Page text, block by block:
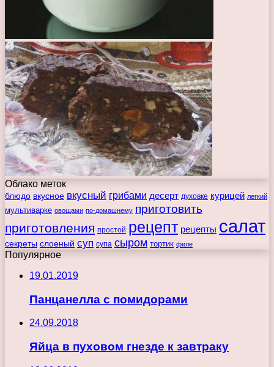
Облако меток
блюдо вкусное вкусный грибами десерт духовке курицей легкий
мультиварке овощами по-домашнему приготовить
приготовления простой рецепт рецепты салат
секреты слоеный суп супа сыром тортик филе
Популярное
19.01.2019
Панцанелла с помидорами
24.09.2018
Яйца в пуховом гнезде к завтраку